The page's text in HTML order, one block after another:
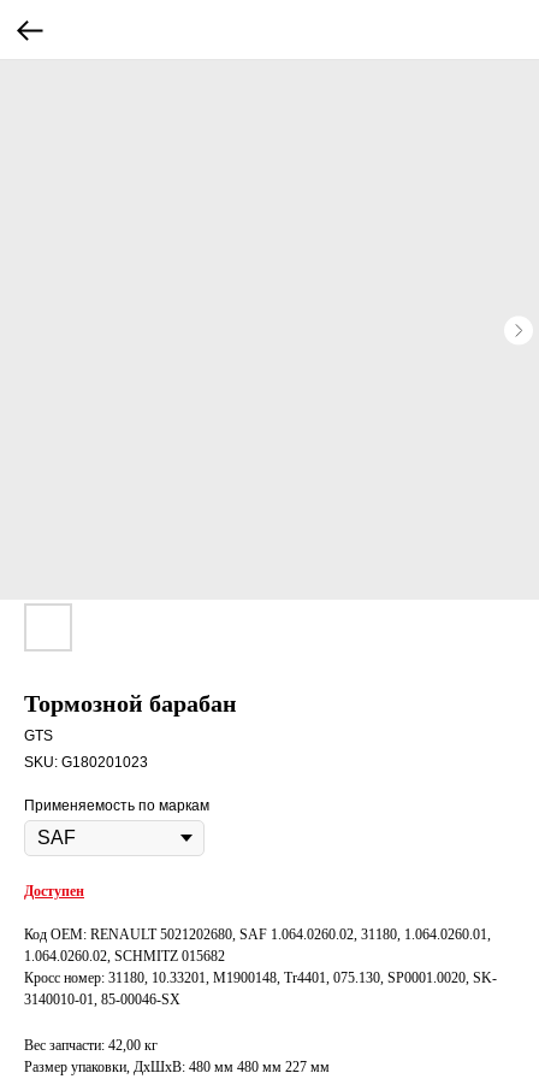
Тормозной барабан
GTS
SKU: G180201023
Применяемость по маркам
Доступен
Код OEM: RENAULT 5021202680, SAF 1.064.0260.02, 31180, 1.064.0260.01,
1.064.0260.02, SCHMITZ 015682
Кросс номер: 31180, 10.33201, M1900148, Tr4401, 075.130, SP0001.0020, SK-
3140010-01, 85-00046-SX
Вес запчасти: 42,00 кг
Размер упаковки, ДxШxВ: 480 мм 480 мм 227 мм